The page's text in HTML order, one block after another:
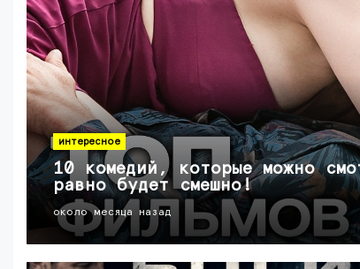
интересное
10 комедий, которые можно
равно будет смешно!
около месяца назад